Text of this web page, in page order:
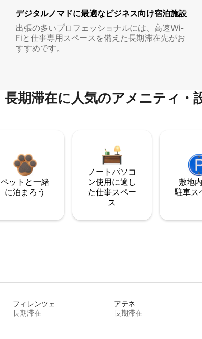
デジタルノマド⁠に最⁠適⁠なビ⁠ジ⁠ネ⁠ス⁠向⁠け宿⁠泊⁠施⁠設
出張の多いプロフェッショナルには、高速Wi-
Fiと仕事専用スペースを備えた長期滞在先がお
すすめです。
長期滞在に人気のアメニティ・
ペットと一緒
に泊まろう
ノートパソコ
ン使用に適し
た仕事スペー
ス
敷地
駐⁠車ス⁠
フィレンツェ
長期滞在
アテネ
長期滞在